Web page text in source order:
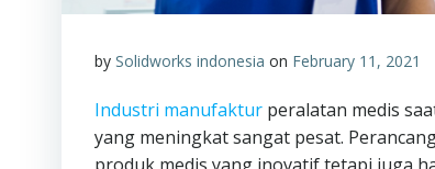
by Solidworks indonesia on February 11, 2021
Industri manufaktur peralatan medis
yang meningkat sangat pesat.